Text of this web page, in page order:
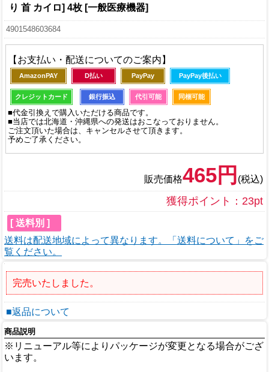
り 首 カイロ] 4枚 [一般医療機器]
4901548603684
【お支払い・配送についてのご案内】
AmazonPAY D払い PayPay PayPay後払い
クレジットカード 銀行振込 代引可能 同梱可能
■代金引換えで購入いただける商品です。
■当店では北海道・沖縄県への発送はおこなっておりません。
ご注文頂いた場合は、キャンセルさせて頂きます。
予めご了承ください。
販売価格465円 (税込)
獲得ポイント：23pt
[ 送料別 ]
送料は配送地域によって異なります。「送料について」をご
覧ください。
完売いたしました。
■返品について
商品説明
※リニューアル等によりパッケージが変更となる場合がござ
います。